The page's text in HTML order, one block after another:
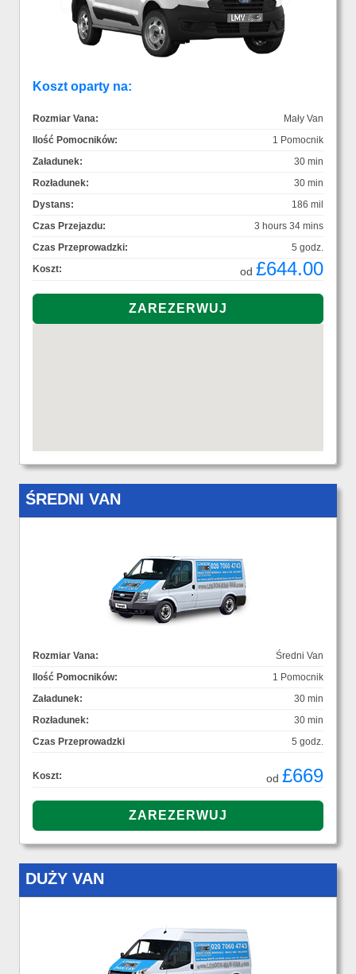
Koszt oparty na:
Rozmiar Vana:
Mały Van
Ilość Pomocników:
1 Pomocnik
Załadunek:
30 min
Rozładunek:
30 min
Dystans:
186 mil
Czas Przejazdu:
3 hours 34 mins
Czas Przeprowadzki:
5 godz.
Koszt:
od £644.00
ŚREDNI VAN
Rozmiar Vana:
Średni Van
Ilość Pomocników:
1 Pomocnik
Załadunek:
30 min
Rozładunek:
30 min
Czas Przeprowadzki
5 godz.
Koszt: od £669
DUŻY VAN